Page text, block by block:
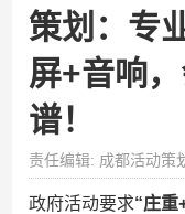
策划：专
屏+音响
谱！
责任编辑: 成都活动策
政府活动要求​​“庄重